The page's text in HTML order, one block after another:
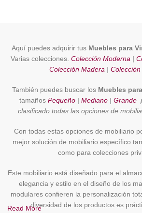
Aquí puedes adquirir tus Muebles para
Varias colecciones. Colección Moderna |
Colección Madera |
También puedes buscar los Muebles
tamaños Pequeño | Mediano | Grande
clasificado todas las opciones de
Con todas estas opciones de mobiliario
mejor solución de mobiliario específico
como para colecciones
Este mobiliario está diseñado para el
elegancia y estilo en el diseño de los
modulares confieren la personalización
diversidad de los productos es
Read More